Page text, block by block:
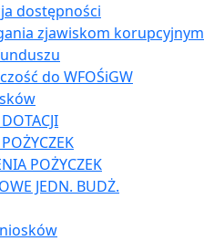
dostępności
zjawiskom korupcyjnym
do WFOŚiGW
POŻYCZEK
JEDN. BUDŻ.